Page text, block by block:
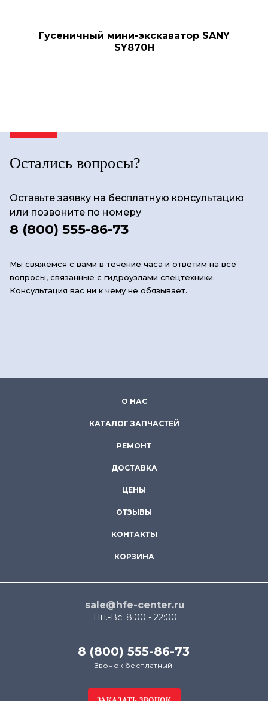
Гусеничный мини-экскаватор SANY
SY870H
Остались вопросы?
Оставьте заявку на бесплатную консультацию
или позвоните по номеру
8 (800) 555-86-73
Мы свяжемся с вами в течение часа и ответим на все
вопросы, связанные с гидроузлами спецтехники.
Консультация вас ни к чему не обязывает.
О НАС
КАТАЛОГ ЗАПЧАСТЕЙ
РЕМОНТ
ДОСТАВКА
ЦЕНЫ
ОТЗЫВЫ
КОНТАКТЫ
КОРЗИНА
sale@hfe-center.ru
Пн.-Вс. 8:00 - 22:00
8 (800) 555-86-73
Звонок бесплатный